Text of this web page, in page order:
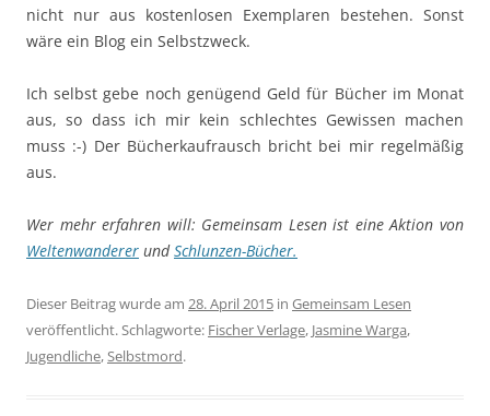
nicht nur aus kostenlosen Exemplaren bestehen. Sonst
wäre ein Blog ein Selbstzweck.
Ich selbst gebe noch genügend Geld für Bücher im Monat
aus, so dass ich mir kein schlechtes Gewissen machen
muss :-) Der Bücherkaufrausch bricht bei mir regelmäßig
aus.
Wer mehr erfahren will: Gemeinsam Lesen ist eine Aktion von
Weltenwanderer undSchlunzen-Bücher.
Dieser Beitrag wurde am 28. April 2015 in Gemeinsam Lesen
veröffentlicht. Schlagworte: Fischer Verlage, Jasmine Warga,
Jugendliche,Selbstmord.